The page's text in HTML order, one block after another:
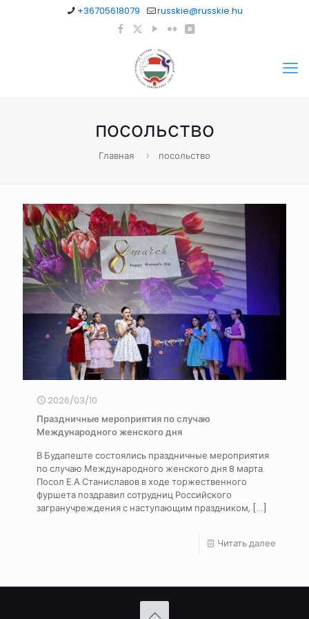
+36705618079 russkie@russkie.hu
посольство
Главная посольство
2026/03/10
Праздничные мероприятия по случаю
Международного женского дня
В Будапеште состоялись праздничные мероприятия
по случаю Международного женского дня 8 марта.
Посол Е.А.Станиславов в ходе торжественного
фуршета поздравил сотрудниц Российского
загранучреждения с наступающим праздником, […]
Читать далее